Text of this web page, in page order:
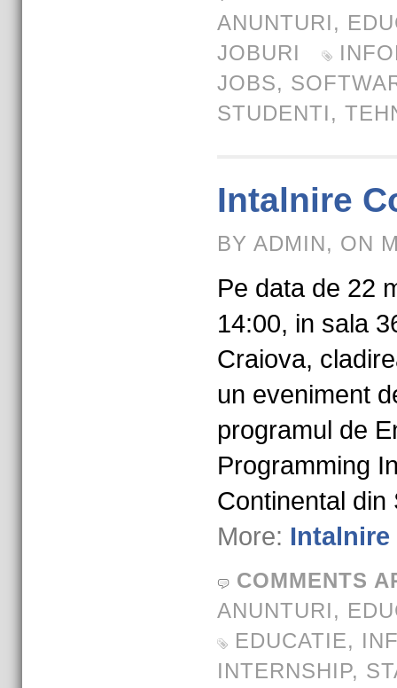
ANUNTURI,
JOBURI
JOBS,
STUDENTI,
Intalnire
BY ADMIN, ON
Pe data de 22
14:00, in sala
Craiova,
un eveniment
programul de
Programming
Continental
More: Intalnire
COMMENTS
ANUNTURI,
EDUCATIE,
INTERNSHIP,